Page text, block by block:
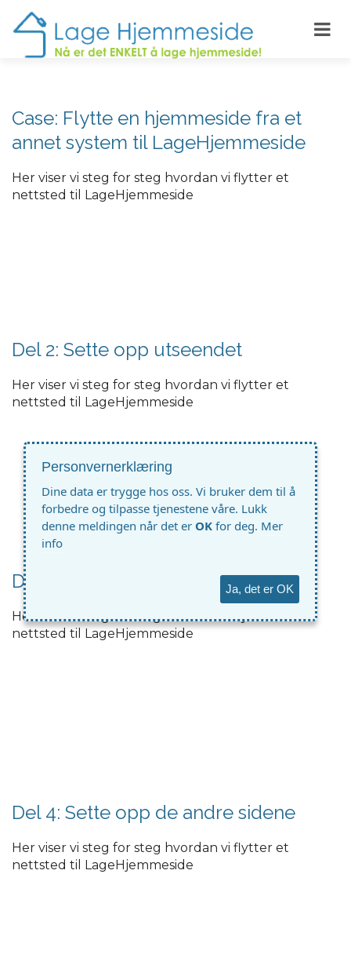
Case: Flytte en hjemmeside fra et
annet system til LageHjemmeside
Her viser vi steg for steg hvordan vi flytter et
nettsted til LageHjemmeside
Del 2: Sette opp utseendet
Her viser vi steg for steg hvordan vi flytter et
nettsted til LageHjemmeside
Del 3: Sette opp forsiden
Her viser vi steg for steg hvordan vi flytter et
nettsted til LageHjemmeside
Del 4: Sette opp de andre sidene
Her viser vi steg for steg hvordan vi flytter et
nettsted til LageHjemmeside
Personvernerklæring
Dine data er trygge hos oss. Vi bruker dem til å
forbedre og tilpasse tjenestene våre. Lukk
denne meldingen når det er OK for deg. Mer
info
Ja, det er OK